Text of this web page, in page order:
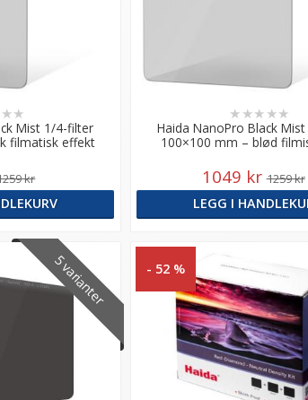
Mist 1/4-filter
filmatisk effekt
★★
kr
Haida NanoPro Black
100×100 mm – blød
★ ★★ ★★
1049 kr 1259 kr
LEGG I
5 varianter - 52 %